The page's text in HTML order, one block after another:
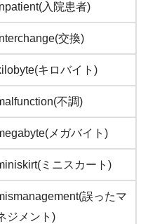
入院患者)
交換)
キロバイト)
不調)
メガバイト)
ミニスカート)
誤ったマ
ジメント)